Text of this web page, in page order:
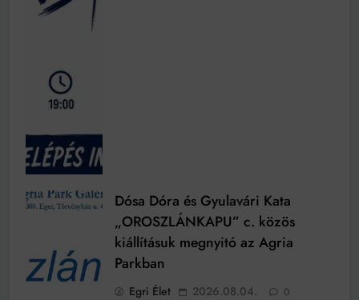
Dósa Dóra és Gyulavári Kata
„OROSZLÁNKAPU” c. közös
kiállításuk megnyitó az Agria
Parkban
Egri Élet 2026.08.04. 0